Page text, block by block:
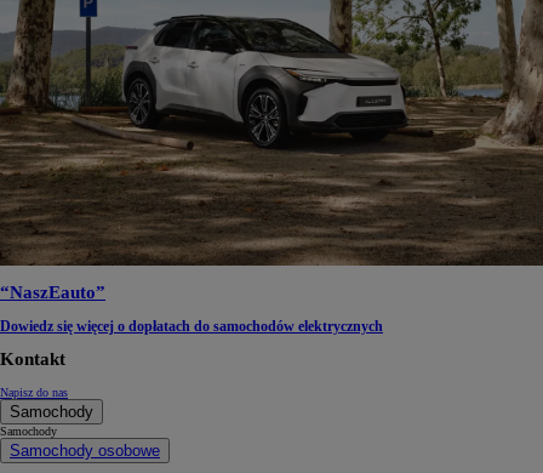
“NaszEauto”
Dowiedz się więcej o dopłatach do samochodów elektrycznych
Kontakt
Napisz do nas
Samochody
Samochody
Samochody osobowe